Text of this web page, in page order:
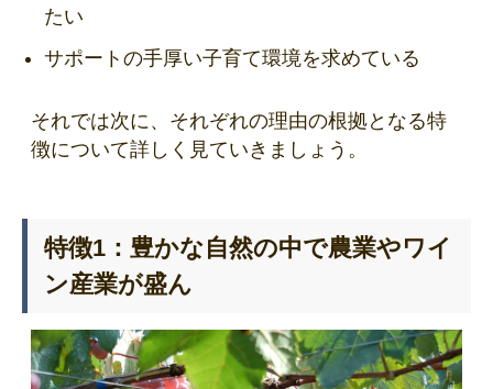
たい
サポートの手厚い子育て環境を求めている
それでは次に、それぞれの理由の根拠となる特
徴について詳しく見ていきましょう。
特徴1：豊かな自然の中で農業やワイ
ン産業が盛ん